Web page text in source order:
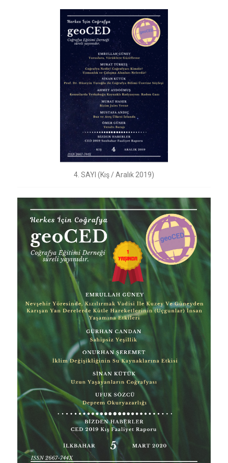
4. SAYI (Kış / Aralık 2019)